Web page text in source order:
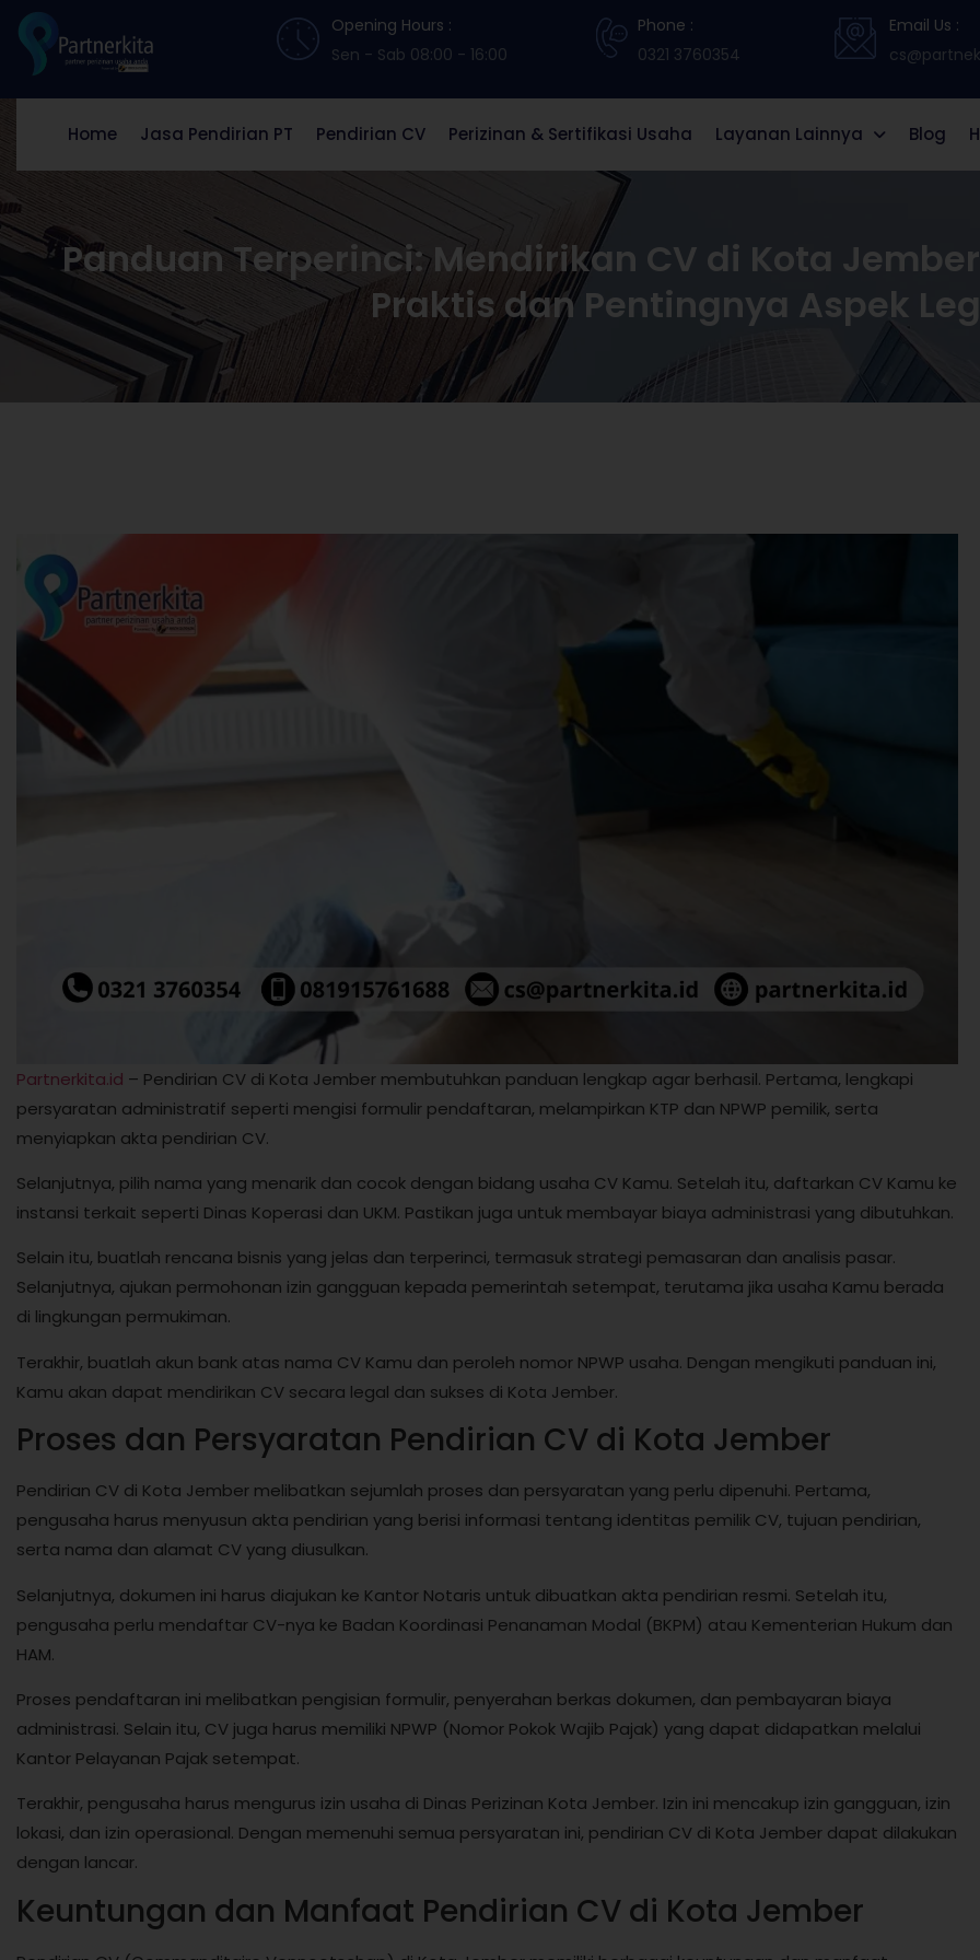
Opening Hours :
Sen - Sab 08:00 - 16:00
Phone :
0321 3760354
Email Us :
Home Jasa Pendirian PT Pendirian CV Perizinan & Sertifikasi Usaha Layanan Lainnya Blog
Panduan Terperinci: Mendirikan CV di Kota
Praktis dan Pentingnya Aspek
Partnerkita.id – Pendirian CV di Kota Jember membutuhkan panduan lengkap agar berhasil. Pertama, lengkapi
persyaratan administratif seperti mengisi formulir pendaftaran, melampirkan KTP dan NPWP pemilik, serta
menyiapkan akta pendirian CV.
Selanjutnya, pilih nama yang menarik dan cocok dengan bidang usaha CV Kamu. Setelah itu, daftarkan CV Kamu ke
instansi terkait seperti Dinas Koperasi dan UKM. Pastikan juga untuk membayar biaya administrasi yang dibutuhkan.
Selain itu, buatlah rencana bisnis yang jelas dan terperinci, termasuk strategi pemasaran dan analisis pasar.
Selanjutnya, ajukan permohonan izin gangguan kepada pemerintah setempat, terutama jika usaha Kamu berada
di lingkungan permukiman.
Terakhir, buatlah akun bank atas nama CV Kamu dan peroleh nomor NPWP usaha. Dengan mengikuti panduan ini,
Kamu akan dapat mendirikan CV secara legal dan sukses di Kota Jember.
Proses dan Persyaratan Pendirian CV di Kota Jember
Pendirian CV di Kota Jember melibatkan sejumlah proses dan persyaratan yang perlu dipenuhi. Pertama,
pengusaha harus menyusun akta pendirian yang berisi informasi tentang identitas pemilik CV, tujuan pendirian,
serta nama dan alamat CV yang diusulkan.
Selanjutnya, dokumen ini harus diajukan ke Kantor Notaris untuk dibuatkan akta pendirian resmi. Setelah itu,
pengusaha perlu mendaftar CV-nya ke Badan Koordinasi Penanaman Modal (BKPM) atau Kementerian Hukum dan
HAM.
Proses pendaftaran ini melibatkan pengisian formulir, penyerahan berkas dokumen, dan pembayaran biaya
administrasi. Selain itu, CV juga harus memiliki NPWP (Nomor Pokok Wajib Pajak) yang dapat didapatkan melalui
Kantor Pelayanan Pajak setempat.
Terakhir, pengusaha harus mengurus izin usaha di Dinas Perizinan Kota Jember. Izin ini mencakup izin gangguan, izin
lokasi, dan izin operasional. Dengan memenuhi semua persyaratan ini, pendirian CV di Kota Jember dapat dilakukan
dengan lancar.
Keuntungan dan Manfaat Pendirian CV di Kota Jember